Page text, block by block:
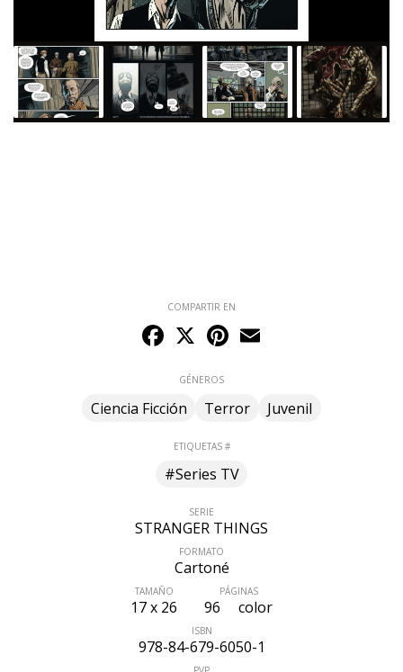
COMPARTIR EN
Facebook
X Pinterest
GÉNEROS
Ciencia Ficción Terror Juvenil
ETIQUETAS #
#Series TV
SERIE
STRANGER THINGS
FORMATO
Cartoné
TAMAÑO
17 x 26
PÁGINAS
96 color
ISBN
978-84-679-6050-1